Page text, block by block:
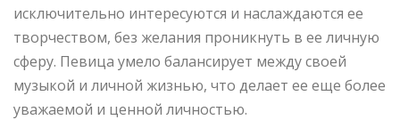
исключительно интересуются и наслаждаются ее
творчеством, без желания проникнуть в ее личную
сферу. Певица умело балансирует между своей
музыкой и личной жизнью, что делает ее еще более
уважаемой и ценной личностью.